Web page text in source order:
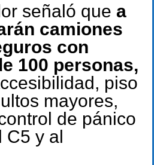
señaló que a
camiones
con
100 personas,
piso
mayores,
de pánico
C5 y al